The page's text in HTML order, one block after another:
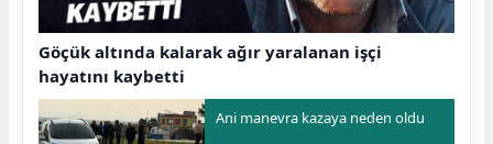
Göçük altında kalarak ağır yaralanan işçi
hayatını kaybetti
Ani manevra kazaya neden oldu